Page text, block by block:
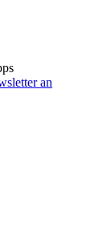
an